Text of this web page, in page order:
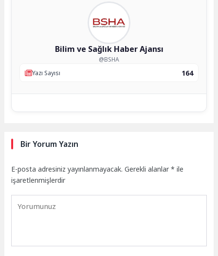
Bilim ve Sağlık Haber Ajansı
@BSHA
Yazı Sayısı
164
Bir Yorum Yazın
E-posta adresiniz yayınlanmayacak. Gerekli alanlar* ile
işaretlenmişlerdir